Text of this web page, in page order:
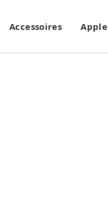
Accessoires Apple